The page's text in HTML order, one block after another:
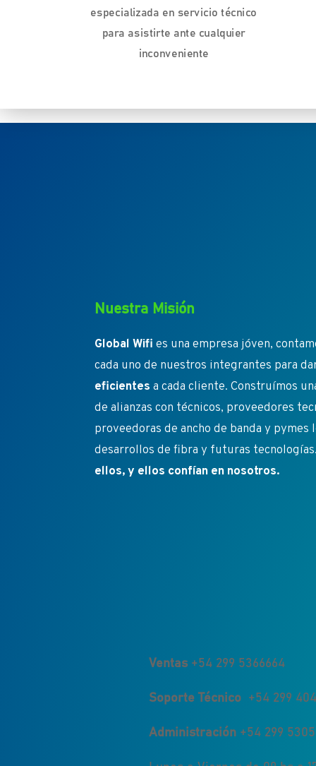
especializada en servicio técnico
para asistirte ante cualquier
inconveniente
Nuestra Misión
Global Wifi es una empresa jóven,
cada uno de nuestros integrantes para
eficientes a cada cliente. Construímos
de alianzas con técnicos, proveedores
proveedoras de ancho de banda y pymes
desarrollos de fibra y futuras
ellos, y ellos confían en nosotros.
Ventas +54 299 5366664
Soporte Técnico +54 299
Administración +54 299